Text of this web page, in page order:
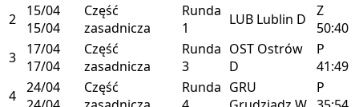
2
15/04
15/04
Część
zasadnicza
Runda
1
LUB Lublin D
Z
50:40
3
17/04
17/04
Część
zasadnicza
Runda
3
OST Ostrów
D
P
41:49
4 24/04
Część
Runda GRU
P